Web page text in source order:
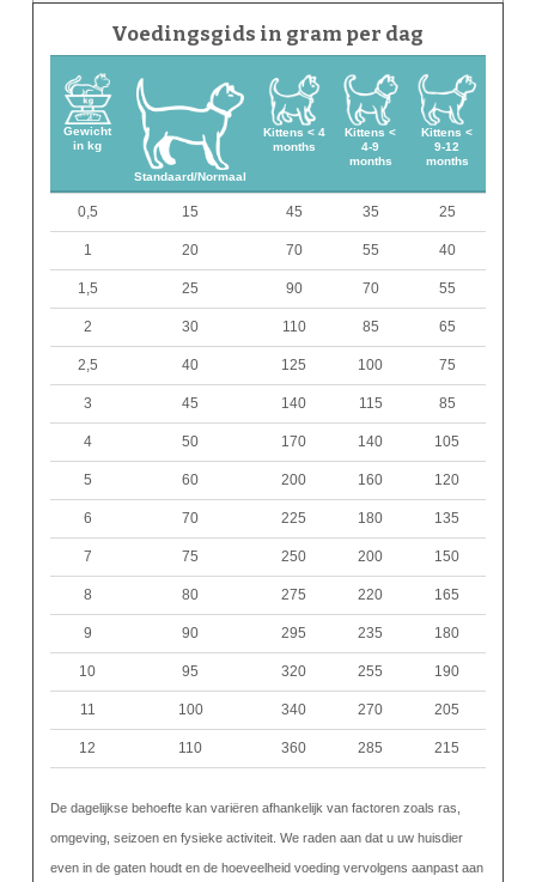
Voedingsgids in gram per dag
Gewicht
in kg
Standaard/Normaal
Kittens < 4
months
Kittens <
4-9
months
Kittens <
9-12
months
0,5 15 45 35 25
1 20 70 55 40
1,5 25 90 70 55
2 30 110 85 65
2,5 40 125 100 75
3 45 140 115 85
4 50 170 140 105
5 60 200 160 120
6 70 225 180 135
7 75 250 200 150
8 80 275 220 165
9 90 295 235 180
10 95 320 255 190
11 100 340 270 205
12 110 360 285 215
De dagelijkse behoefte kan variëren afhankelijk van factoren zoals ras,
omgeving, seizoen en fysieke activiteit. We raden aan dat u uw huisdier
even in de gaten houdt en de hoeveelheid voeding vervolgens aanpast aan